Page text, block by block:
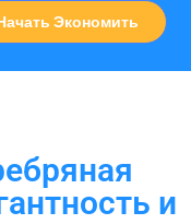
Экономить
и